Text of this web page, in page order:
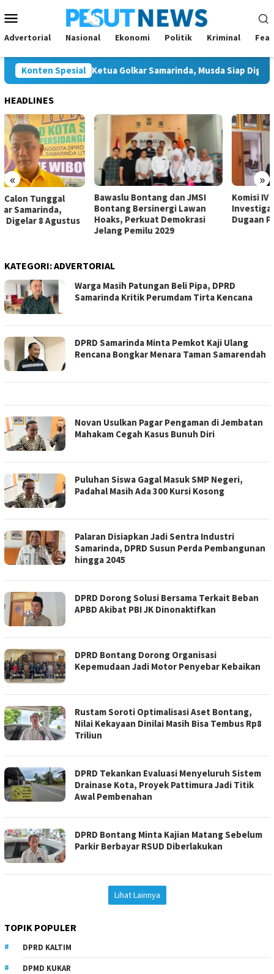
ke
kontenMobile
Advertorial Nasional Ekonomi Politik Kriminal
Konten Spesial
Calon Tunggal Ketua Golkar Samarinda, Musda Siap Digelar 8
HEADLINES
« »
Bawaslu Bontang dan JMSI
Bontang Bersinergi Lawan
Hoaks, Perkuat Demokrasi
Komisi IV Tunggu Hasil
Investigasi Satgas soal
Dugaan Pelanggaran SPMB
KATEGORI:ADVERTORIAL
Warga Masih Patungan Beli Pipa, DPRD
Samarinda Kritik Perumdam Tirta Kencana
DPRD Samarinda Minta Pemkot Kaji Ulang
Rencana Bongkar Menara Taman Samarendah
Novan Usulkan Pagar Pengaman di Jembatan
Mahakam Cegah Kasus Bunuh Diri
Puluhan Siswa Gagal Masuk SMP Negeri,
Padahal Masih Ada 300 Kursi Kosong
Palaran Disiapkan Jadi Sentra Industri
Samarinda, DPRD Susun Perda Pembangunan
hingga 2045
DPRD Dorong Solusi Bersama Terkait Beban
APBD Akibat PBI JK Dinonaktifkan
DPRD Bontang Dorong Organisasi
Kepemudaan Jadi Motor Penyebar Kebaikan
Rustam Soroti Optimalisasi Aset Bontang,
Nilai Kekayaan Dinilai Masih Bisa Tembus Rp8
Triliun
DPRD Tekankan Evaluasi Menyeluruh Sistem
Drainase Kota, Proyek Pattimura Jadi Titik
Awal Pembenahan
DPRD Bontang Minta Kajian Matang Sebelum
Parkir Berbayar RSUD Diberlakukan
Lihat Lainnya
TOPIK POPULER
DPRD KALTIM
DPMD KUKAR